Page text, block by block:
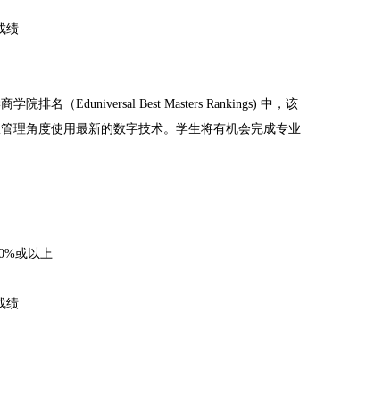
绩
排名（Eduniversal Best Masters Rankings) 中，该
理角度使用最新的数字技术。学生将有机会完成专业
或以上
绩